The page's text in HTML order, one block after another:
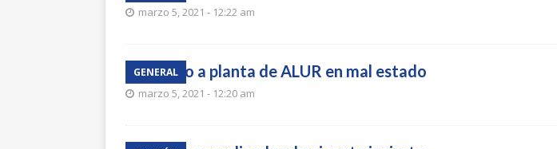
marzo 5, 2021 - 12:22 am
GENERAL
Acceso a planta de ALUR en mal estado
marzo 5, 2021 - 12:20 am